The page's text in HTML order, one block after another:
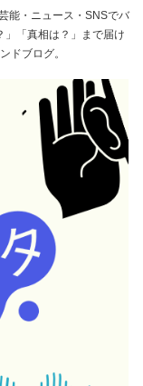
能・ニュース・SNSでバ
」「真相は？」まで届け
ドブログ。